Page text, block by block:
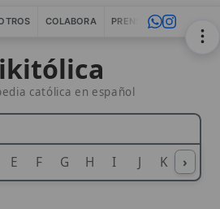
COLABORA PRENSA WEBMASTERS
católica en español
F G H I J K L M
›